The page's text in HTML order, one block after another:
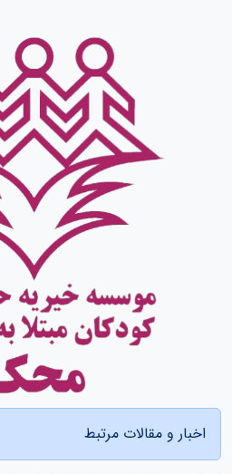
اخبار و مقالات مرتبط